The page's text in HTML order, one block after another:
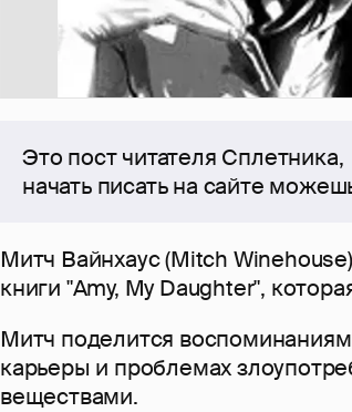
Это пост читателя Сплетника,
начать писать на сайте
Митч Вайнхаус (Mitch
книги "Amy, My Daughter",
Митч поделится
карьеры и проблемах
веществами.